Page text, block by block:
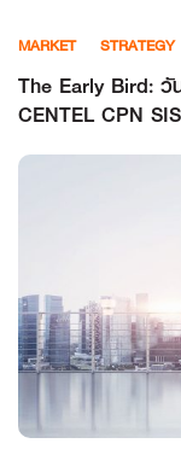
content
MARKET STRATEGY
The Early Bird: วั
CENTEL CPN